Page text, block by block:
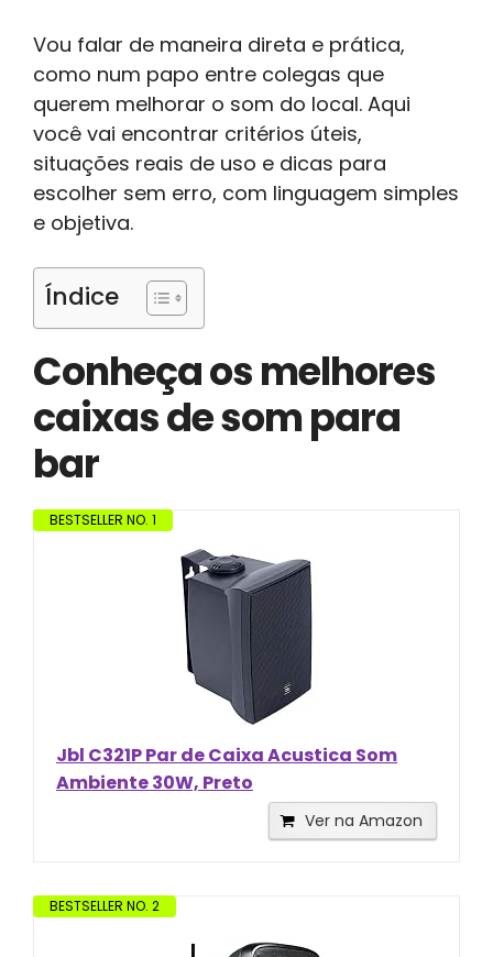
Vou falar de maneira direta e prática,
como num papo entre colegas que
querem melhorar o som do local. Aqui
você vai encontrar critérios úteis,
situações reais de uso e dicas para
escolher sem erro, com linguagem simples
e objetiva.
Índice
Conheça os melhores
caixas de som para
bar
BESTSELLER NO. 1
Jbl C321P Par de Caixa Acustica Som
Ambiente 30W, Preto
Ver na Amazon
BESTSELLER NO. 2